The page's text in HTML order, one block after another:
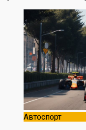
Автоспорт